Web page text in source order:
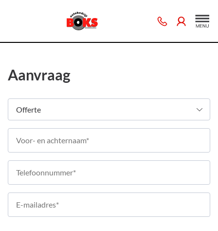
Aanvraag